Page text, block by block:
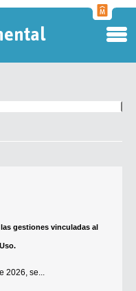
gestiones vinculadas al
2026, se...